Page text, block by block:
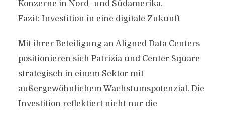
Konzerne in Nord- und Südamerika.
Fazit: Investition in eine digitale Zukunft
Mit ihrer Beteiligung an Aligned Data Centers
positionieren sich Patrizia und Center Square
strategisch in einem Sektor mit
außergewöhnlichem Wachstumspotenzial. Die
Investition reflektiert nicht nur die